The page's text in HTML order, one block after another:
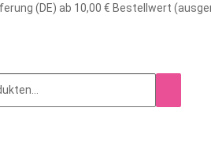
(DE) ab 10,00 € Bestellwert